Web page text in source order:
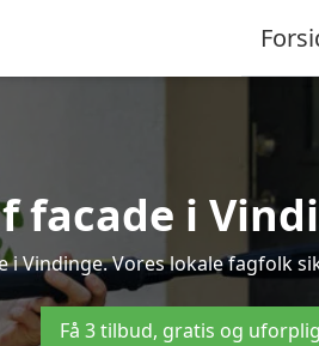
facade i
i Vindinge. Vores lokale fagfolk
Få 3 tilbud, gratis og